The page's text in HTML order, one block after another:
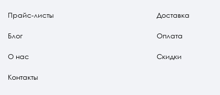
Прайс-листы
Блог
О нас
Контакты
Доставка
Оплата
Скидки